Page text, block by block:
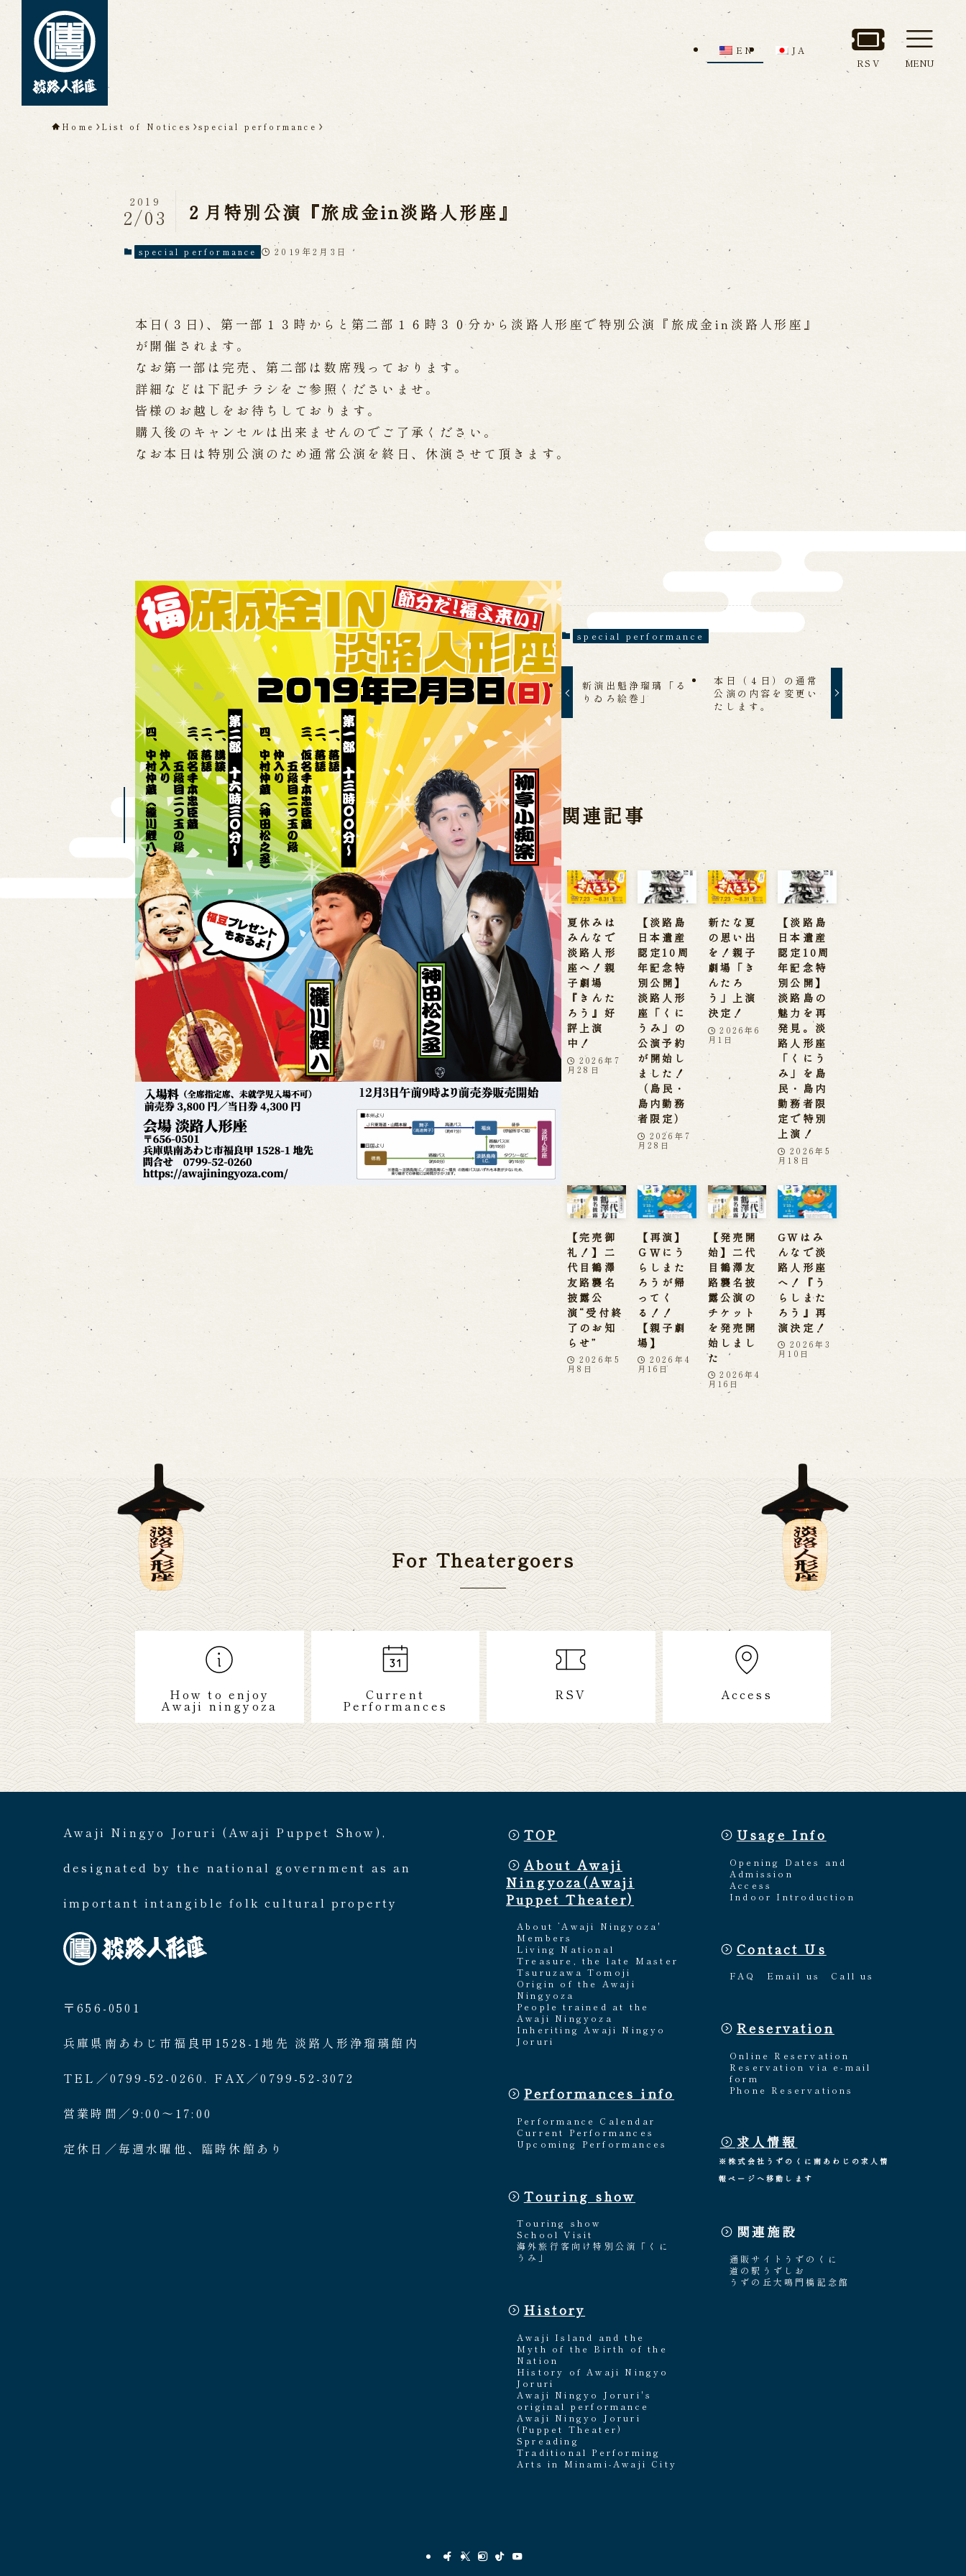
About Awaji Ningyoza(Awaji Puppet
Living National Treasure, the late Master
Tsuruzawa Tomoji
Origin of the Awaji Ningyoza
People trained at the Awaji Ningyoza
Inheriting Awaji Ningyo Joruri
Performances info
Current Performances
Upcoming Performances
Touring show
海外旅行客向け特別公演「くにうみ」
History
Awaji Island and the Myth of the Birth of the
Nation
History of Awaji Ningyo Joruri
Awaji Ningyo Joruri's original performance
Awaji Ningyo Joruri (Puppet Theater) Spreading
Traditional Performing Arts in Minami-Awaji
Opening Dates and Admission
Indoor Introduction
Contact Us
FAQ Call us
Reservation
Online Reservation
Reservation via e-mail form
※株式会社うずのくに南あわじの求人情報ページへ移動します
通販サイトうずのくに
うずの丘大鳴門橋記念館
EN JA
RSV MENU
Home List of Notices special performance
２月特別公演『旅成金in淡路人形座』
2019
2/03
special performance 2019年2月3日
本日(３日)、第一部１３時からと第二部１６時３０分から淡路人形座で特別公演『旅成金in淡路人形座』
が開催されます。
なお第一部は完売、第二部は数席残っております。
詳細などは下記チラシをご参照くださいませ。
皆様のお越しをお待ちしております。
購入後のキャンセルは出来ませんのでご了承ください。
なお本日は特別公演のため通常公演を終日、休演させて頂きます。
special performance
新演出魁浄瑠璃「る
りゐろ絵巻」
本日（４日）の通常
公演の内容を変更い
たします。
関連記事
夏休みは
みんなで
淡路人形
座へ！親
子劇場
『きんた
ろう』好
評上演
中！
2026年7
月28日
【淡路島
日本遺産
認定10周
年記念特
別公開】
淡路人形
座「くに
うみ」の
公演予約
が開始し
ました！
（島民・
島内勤務
者限定）
2026年7
月28日
新たな夏
の思い出
を！親子
劇場「き
んたろ
う」上演
決定！
2026年6
月1日
【淡路島
日本遺産
認定10周
年記念特
別公開】
淡路島の
魅力を再
発見。淡
路人形座
「くにう
み」を島
民・島内
勤務者限
定で特別
上演！
2026年5
月18日
【完売御
礼！】二
代目鶴澤
友路襲名
披露公
演“受付終
了のお知
らせ”
2026年5
月8日
【再演】
ＧＷにう
らしまた
ろうが帰
ってく
る！！
【親子劇
場】
2026年4
月16日
【発売開
始】二代
目鶴澤友
路襲名披
露公演の
チケット
を発売開
始しまし
た
2026年4
月16日
GWはみ
んなで淡
路人形座
へ！『う
らしまた
ろう』再
演決定！
2026年3
月10日
For Theatergoers
How to enjoy
Awaji ningyoza
Current
Performances
RSV Access
Awaji Ningyo Joruri (Awaji Puppet Show),
designated by the national government as an
important intangible folk cultural property
〒656-0501
兵庫県南あわじ市福良甲1528-1地先 淡路人形浄瑠璃館内
TEL／0799-52-0260. FAX／0799-52-3072
営業時間／9:00〜17:00
定休日／毎週水曜他、臨時休館あり
TOP
About Awaji
Ningyoza(Awaji
Puppet Theater)
About ’Awaji Ningyoza'
Members
Living National
Treasure, the late Master
Tsuruzawa Tomoji
Origin of the Awaji
Ningyoza
People trained at the
Awaji Ningyoza
Inheriting Awaji Ningyo
Joruri
Performances info
Performance Calendar
Current Performances
Upcoming Performances
Touring show
Touring show
School Visit
海外旅行客向け特別公演「くに
うみ」
History
Awaji Island and the
Myth of the Birth of the
Nation
History of Awaji Ningyo
Joruri
Awaji Ningyo Joruri's
original performance
Awaji Ningyo Joruri
(Puppet Theater)
Spreading
Traditional Performing
Arts in Minami-Awaji City
Usage Info
Opening Dates and
Admission
Access
Indoor Introduction
Contact Us
FAQ Email us Call us
Reservation
Online Reservation
Reservation via e-mail
form
Phone Reservations
求人情報
※株式会社うずのくに南あわじの求人情
報ページへ移動します
関連施設
通販サイトうずのくに
道の駅うずしお
うずの丘大鳴門橋記念館